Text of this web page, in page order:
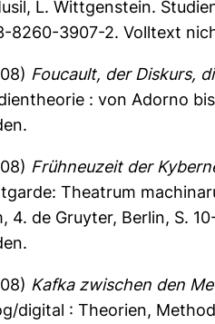
L. Wittgenstein.
8260-3907-2. Volltext
Foucault, der Diskurs,
: von Adorno
Frühneuzeit der
Theatrum
4. de Gruyter, Berlin, S.
Kafka zwischen den
digital : Theorien,